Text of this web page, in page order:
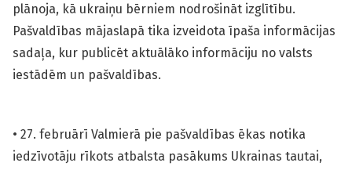
plānoja, kā ukraiņu bērniem nodrošināt izglītību.
Pašvaldības mājaslapā tika izveidota īpaša informācijas
sadaļa, kur publicēt aktuālāko informāciju no valsts
iestādēm un pašvaldības.
• 27. februārī Valmierā pie pašvaldības ēkas notika
iedzīvotāju rīkots atbalsta pasākums Ukrainas tautai,